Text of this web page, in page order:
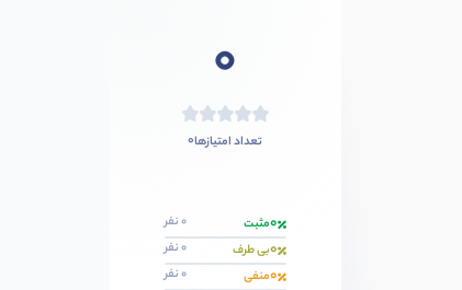
0
تعداد امتیازها0
0مثبت 0 نفر
0بی طرف 0 نفر
0منفی 0 نفر